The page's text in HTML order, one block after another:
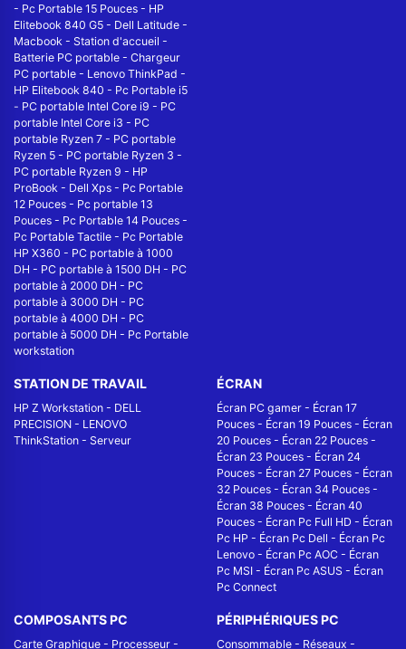
- Pc Portable 15 Pouces - HP
Elitebook 840 G5 - Dell Latitude -
Macbook - Station d'accueil -
Batterie PC portable - Chargeur
PC portable - Lenovo ThinkPad -
HP Elitebook 840 - Pc Portable i5
- PC portable Intel Core i9 - PC
portable Intel Core i3 - PC
portable Ryzen 7 - PC portable
Ryzen 5 - PC portable Ryzen 3 -
PC portable Ryzen 9 - HP
ProBook - Dell Xps - Pc Portable
12 Pouces - Pc portable 13
Pouces - Pc Portable 14 Pouces -
Pc Portable Tactile - Pc Portable
HP X360 - PC portable à 1000
DH - PC portable à 1500 DH - PC
portable à 2000 DH - PC
portable à 3000 DH - PC
portable à 4000 DH - PC
portable à 5000 DH - Pc Portable
workstation
STATION DE TRAVAIL
HP Z Workstation - DELL
PRECISION - LENOVO
ThinkStation - Serveur
ÉCRAN
Écran PC gamer - Écran 17
Pouces - Écran 19 Pouces - Écran
20 Pouces - Écran 22 Pouces -
Écran 23 Pouces - Écran 24
Pouces - Écran 27 Pouces - Écran
32 Pouces - Écran 34 Pouces -
Écran 38 Pouces - Écran 40
Pouces - Écran Pc Full HD - Écran
Pc HP - Écran Pc Dell - Écran Pc
Lenovo - Écran Pc AOC - Écran
Pc MSI - Écran Pc ASUS - Écran
Pc Connect
COMPOSANTS PC
Carte Graphique - Processeur -
PÉRIPHÉRIQUES PC
Consommable - Réseaux -